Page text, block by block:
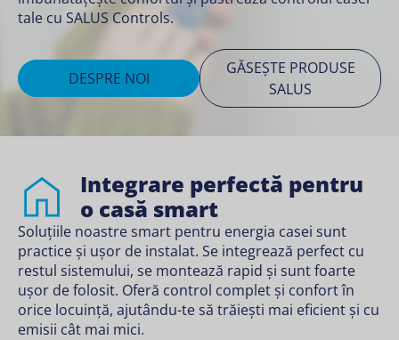
tale cu SALUS Controls.
DESPRE NOI
GĂSEȘTE PRODUSE
SALUS
Integrare perfectă pentru
o casă smart
Soluțiile noastre smart pentru energia casei sunt
practice și ușor de instalat. Se integrează perfect cu
restul sistemului, se montează rapid și sunt foarte
ușor de folosit. Oferă control complet și confort în
orice locuință, ajutându-te să trăiești mai eficient și cu
emisii cât mai mici.